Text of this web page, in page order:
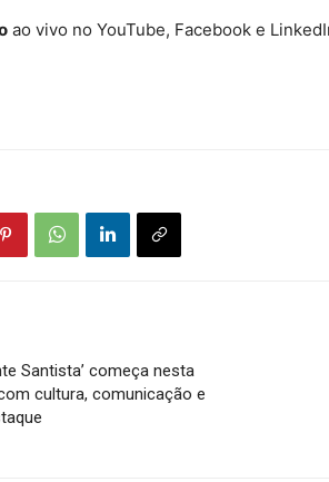
ao vivo no YouTube, Facebook e
Santista’ começa nesta
cultura, comunicação e